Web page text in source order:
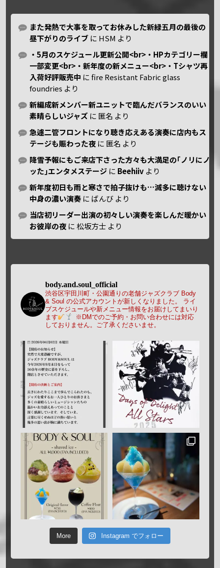
また発熱で大事を取ってお休みした新緑五月の最後の
昼下がりのライブ に HSM より
・5月のスケジュール更新公開<br>・HPカテゴリー欄
一部変更<br>・新年度の新メニュー<br>・Tシャツ再
入荷好評販売中 にfire Resistant Fabric glass
foundries より
新編成新メンバー新ユニットで臨んだバランスのいい
素晴らしいジャズ に 匿名 より
急遽二管フロントになり聴き応えある演奏に店内もス
テージも賑わった夜 に 匿名 より
降雪予報にもご来店下さった方々も大満足の｢ノリにノ
ッた｣エンタメステージ に Beehiiv より
新年度初日も雨と寒さで拍子抜けも…滅多に聴けない
中身の濃い演奏 に ばんび より
当店初リーダー出演の初々しい演奏を楽しんだ暖かい
お彼岸の夜 に松坂方士 より
body.and.soul_official
渋谷区宇田川町・公園通りの老舗ジャズクラブ Body
& Soul の公式アカウントが新しくなりました。
ライ
ブスケジュールや新メニュー情報をお届けしてまいり
ます
※DMでのご予約・お問い合わせには対応
しておりません。ご了承くださいませ。
More Instagram でフォロー